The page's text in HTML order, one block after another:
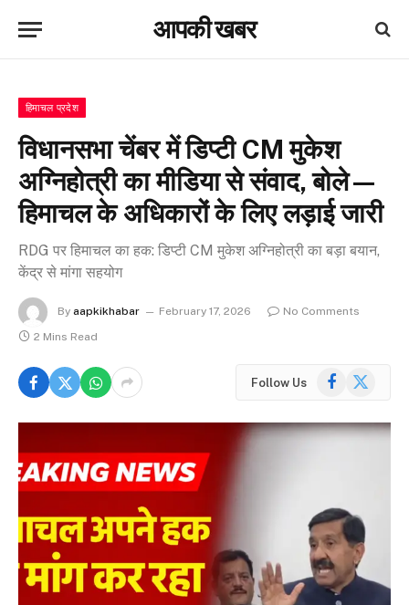
आपकी खबर
हिमाचल प्रदेश
विधानसभा चेंबर में डिप्टी CM मुकेश
अग्निहोत्री का मीडिया से संवाद, बोले—
हिमाचल के अधिकारों के लिए लड़ाई जारी
RDG पर हिमाचल का हक: डिप्टी CM मुकेश अग्निहोत्री का बड़ा बयान,
केंद्र से मांगा सहयोग
By aapkikhabar February 17, 2026
No Comments
2 Mins Read
Follow Us Facebook
X